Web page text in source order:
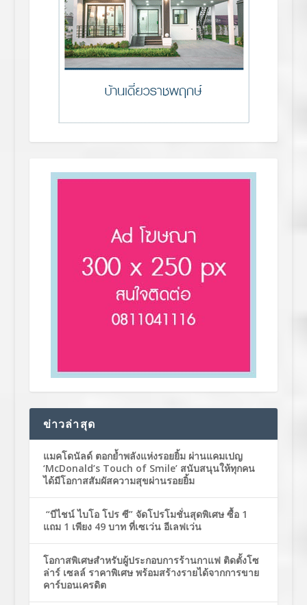
ข่าวล่าสุด
แมคโดนัลด์ ตอกย้ำพลังแห่งรอยยิ้ม ผ่านแคมเปญ
‘McDonald’s Touch of Smile’ สนับสนุนให้ทุกคน
ได้มีโอกาสสัมผัสความสุขผ่านรอยยิ้ม
“บีไชน์ ไบโอ โปร ซี” จัดโปรโมชั่นสุดพิเศษ ซื้อ 1
แถม 1 เพียง 49 บาท ที่เซเว่น อีเลฟเว่น
โอกาสพิเศษสำหรับผู้ประกอบการร้านกาแฟ ติดตั้งโซ
ล่าร์ เซลล์ ราคาพิเศษ พร้อมสร้างรายได้จากการขาย
คาร์บอนเครดิต